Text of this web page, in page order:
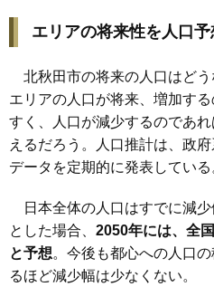
エリアの将来性を人口
北秋田市の将来の人口はどう
エリアの人口が将来、増加す
すく、人口が減少するのであ
えるだろう。人口推計は、政
データを定期的に発表している
日本全体の人口はすでに減
とした場合、 2050年には、全
と予想。今後も都心への人口
るほど減少幅は少なくない。